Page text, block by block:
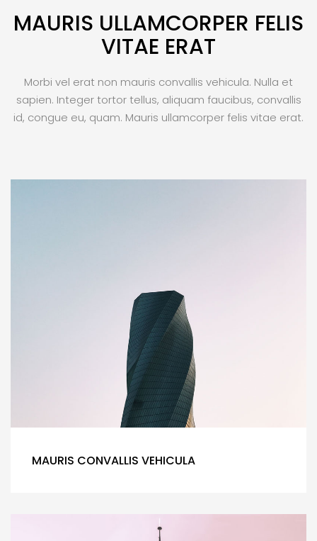
MAURIS ULLAMCORPER FELIS
VITAE ERAT
Morbi vel erat non mauris convallis vehicula. Nulla et
sapien. Integer tortor tellus, aliquam faucibus, convallis
id, congue eu, quam. Mauris ullamcorper felis vitae erat.
MAURIS CONVALLIS VEHICULA